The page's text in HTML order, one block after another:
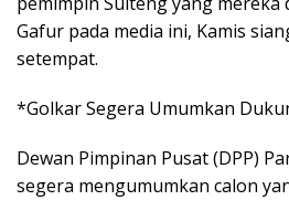
Gafur pada media ini, Kamis
setempat.
*Golkar Segera Umumkan
Dewan Pimpinan Pusat (DPP)
segera mengumumkan calon